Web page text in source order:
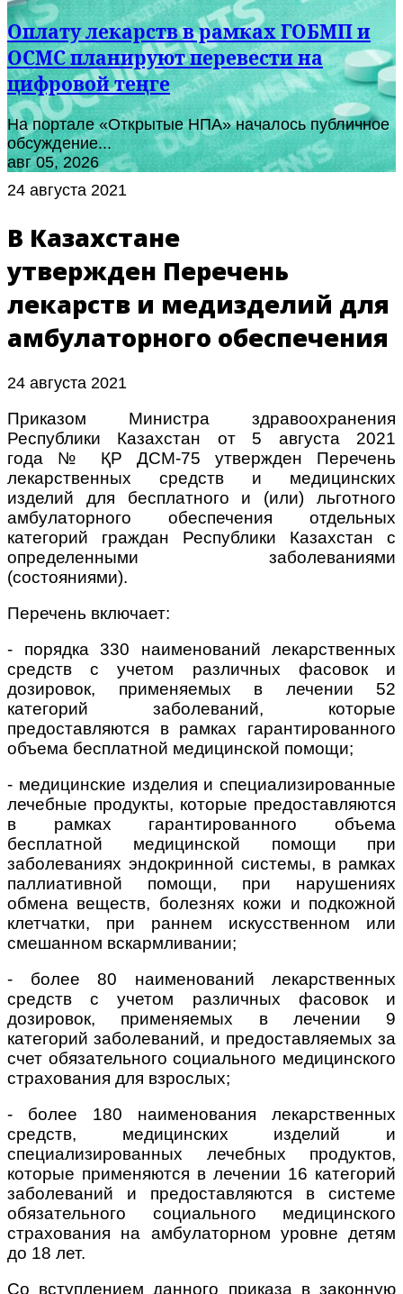
Оплату лекарств в рамках ГОБМП и
ОСМС планируют перевести на
цифровой теңге
На портале «Открытые НПА» началось публичное
обсуждение...
авг 05, 2026
24 августа 2021
В Казахстане
утвержден Перечень
лекарств и медизделий для
амбулаторного обеспечения
24 августа 2021
Приказом Министра здравоохранения
Республики Казахстан от 5 августа 2021
года № ҚР ДСМ-75 утвержден Перечень
лекарственных средств и медицинских
изделий для бесплатного и (или) льготного
амбулаторного обеспечения отдельных
категорий граждан Республики Казахстан с
определенными заболеваниями
(состояниями).
Перечень включает:
- порядка 330 наименований лекарственных
средств с учетом различных фасовок и
дозировок, применяемых в лечении 52
категорий заболеваний, которые
предоставляются в рамках гарантированного
объема бесплатной медицинской помощи;
- медицинские изделия и специализированные
лечебные продукты, которые предоставляются
в рамках гарантированного объема
бесплатной медицинской помощи при
заболеваниях эндокринной системы, в рамках
паллиативной помощи, при нарушениях
обмена веществ, болезнях кожи и подкожной
клетчатки, при раннем искусственном или
смешанном вскармливании;
- более 80 наименований лекарственных
средств с учетом различных фасовок и
дозировок, применяемых в лечении 9
категорий заболеваний, и предоставляемых за
счет обязательного социального медицинского
страхования для взрослых;
- более 180 наименования лекарственных
средств, медицинских изделий и
специализированных лечебных продуктов,
которые применяются в лечении 16 категорий
заболеваний и предоставляются в системе
обязательного социального медицинского
страхования на амбулаторном уровне детям
до 18 лет.
Со вступлением данного приказа в законную